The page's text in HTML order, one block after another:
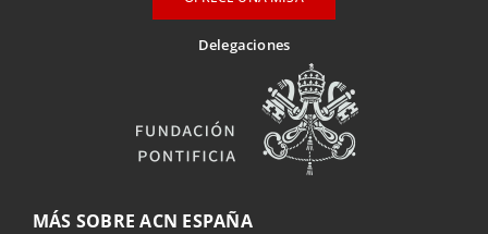
Delegaciones
MÁS SOBRE ACN ESPAÑA